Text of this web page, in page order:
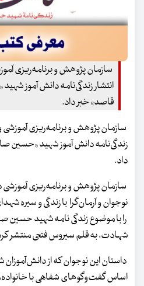
سازمان پژوهش و برنامه‌ریزی
انتشار زندگی‌نامه‌ دانش آموز
قاصد» خبر داد.
سازمان پژوهش و برنامه‌ریزی آموزشی
زندگی‌نامه‌ دانش آموز شهید «حسین
داد.
سازمان پژوهش و برنامه‌ریزی آموزشی
نوجوان و آرمان‌گرا با زندگی و سیره
را با موضوع زندگی نامه شهید حسین
شهادت، به قلم سیروس فتحی منتشر
داستان این نوجوان که از
اساس گفت‌وگوهای شفاهی با